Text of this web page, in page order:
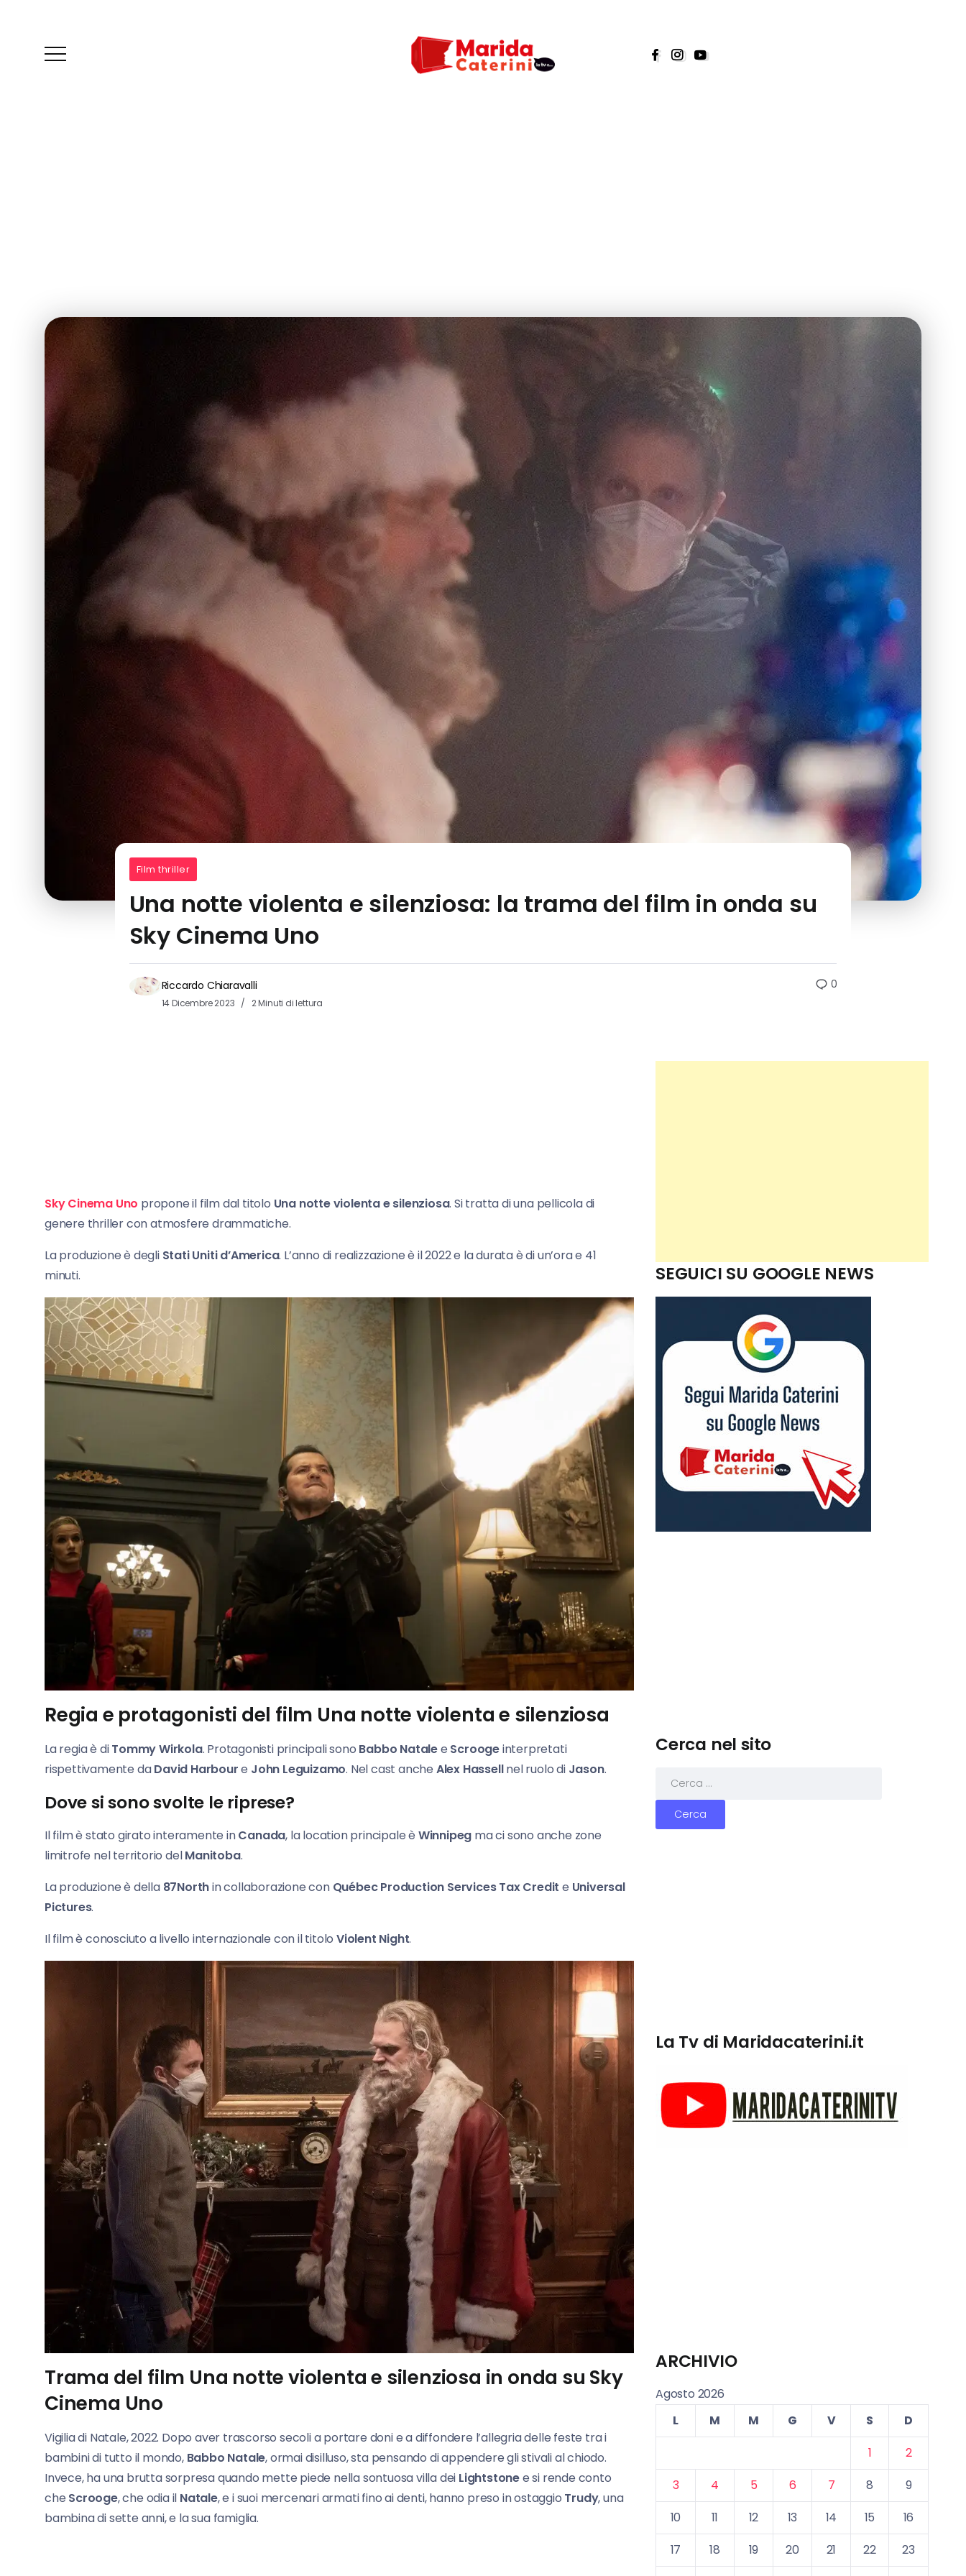
Film thriller
Una notte violenta e silenziosa: la trama del film in onda su
Sky Cinema Uno
Riccardo Chiaravalli
14 Dicembre 2023 2 Minuti di lettura
0
Sky Cinema Uno propone il film dal titolo Una notte violenta e silenziosa. Si tratta di una pellicola di
genere thriller con atmosfere drammatiche.
La produzione è degli Stati Uniti d’America. L’anno di realizzazione è il 2022 e la durata è di un’ora e 41
minuti.
Regia e protagonisti del film Una notte violenta e silenziosa
La regia è diTommy Wirkola. Protagonisti principali sono Babbo Natalee Scroogeinterpretati
rispettivamente daDavid Harboure John Leguizamo. Nel cast anche Alex Hassellnel ruolo di Jason.
Dove si sono svolte le riprese?
Il film è stato girato interamente inCanada, la location principale è Winnipeg ma ci sono anche zone
limitrofe nel territorio delManitoba.
La produzione è della 87Northin collaborazione con Québec Production Services Tax Credite Universal
Pictures.
Il film è conosciuto a livello internazionale con il titolo Violent Night.
Trama del film Una notte violenta e silenziosa in onda su Sky
Cinema Uno
Vigilia di Natale, 2022. Dopo aver trascorso secoli a portare doni e a diffondere l’allegria delle feste tra i
bambini di tutto il mondo, Babbo Natale, ormai disilluso, sta pensando di appendere gli stivali al chiodo.
Invece, ha una brutta sorpresa quando mette piede nella sontuosa villa dei Lightstonee si rende conto
che Scrooge, che odia il Natale, e i suoi mercenari armati fino ai denti, hanno preso in ostaggio Trudy, una
bambina di sette anni, e la sua famiglia.
SEGUICI SU GOOGLE NEWS
Cerca nel sito
La Tv di Maridacaterini.it
ARCHIVIO
Agosto 2026
L
M M G V S
D
1
2
3
4 5 6 7 8
9
10
11 12 13 14 15
16
17
18 19 20 21 22
23